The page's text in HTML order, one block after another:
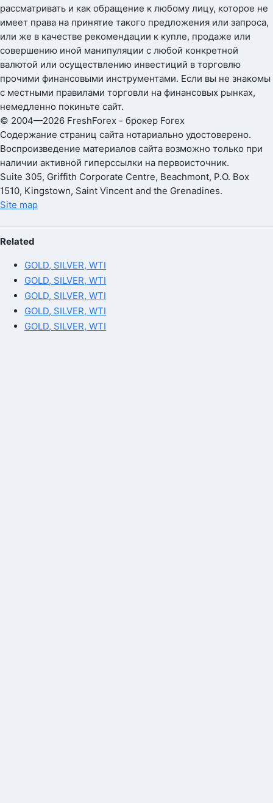
рассматривать и как обращение к любому лицу, которое не
имеет права на принятие такого предложения или запроса,
или же в качестве рекомендации к купле, продаже или
совершению иной манипуляции с любой конкретной
валютой или осуществлению инвестиций в торговлю
прочими финансовыми инструментами. Если вы не знакомы
с местными правилами торговли на финансовых рынках,
немедленно покиньте сайт.
© 2004—2026 FreshForex - брокер Forex
Содержание страниц сайта нотариально удостоверено.
Воспроизведение материалов сайта возможно только при
наличии активной гиперссылки на первоисточник.
Suite 305, Griffith Corporate Centre, Beachmont, P.O. Box
1510, Kingstown, Saint Vincent and the Grenadines.
Site map
Related
GOLD, SILVER, WTI
GOLD, SILVER, WTI
GOLD, SILVER, WTI
GOLD, SILVER, WTI
GOLD, SILVER, WTI